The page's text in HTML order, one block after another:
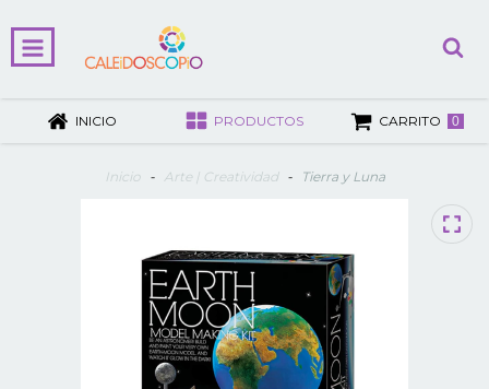
INICIO PRODUCTOS CARRITO 0
Inicio - Arte | Creatividad - Tierra y Luna